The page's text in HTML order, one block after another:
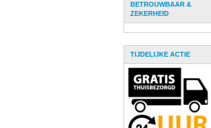
BETROUWBAAR &
ZEKERHEID
TIJDELIJKE ACTIE